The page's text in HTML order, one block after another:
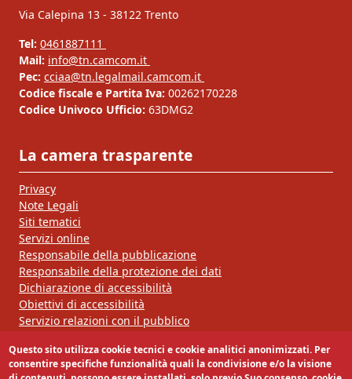
Via Calepina 13 - 38122 Trento
Tel: 0461887111
Mail: info@tn.camcom.it
Pec: cciaa@tn.legalmail.camcom.it
Codice fiscale e Partita Iva: 00262170228
Codice Univoco Ufficio: 63DMG2
La camera trasparente
Privacy
Note Legali
Siti tematici
Servizi online
Responsabile della pubblicazione
Responsabile della protezione dei dati
Dichiarazione di accessibilità
Obiettivi di accessibilità
Servizio relazioni con il pubblico
Segui la nostra pagina:
Questo sito utilizza cookie tecnici e cookie analitici anonimizzati. Per
consentire specifiche funzionalità quali la condivisione e/o la visione